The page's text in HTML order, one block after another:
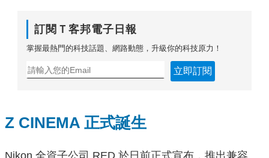
訂閱Ｔ客邦電子日報
掌握最熱門的科技話題、網路動態，升級你的科技原力！
立即訂閱
Z CINEMA 正式誕生